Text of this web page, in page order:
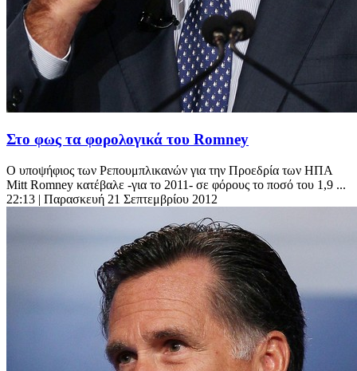
Στο φως τα φορολογικά του Romney
Ο υποψήφιος των Ρεπουμπλικανών για την Προεδρία των ΗΠΑ
Mitt Romney κατέβαλε -για το 2011- σε φόρους το ποσό του 1,9 ...
22:13 | Παρασκευή 21 Σεπτεμβρίου 2012